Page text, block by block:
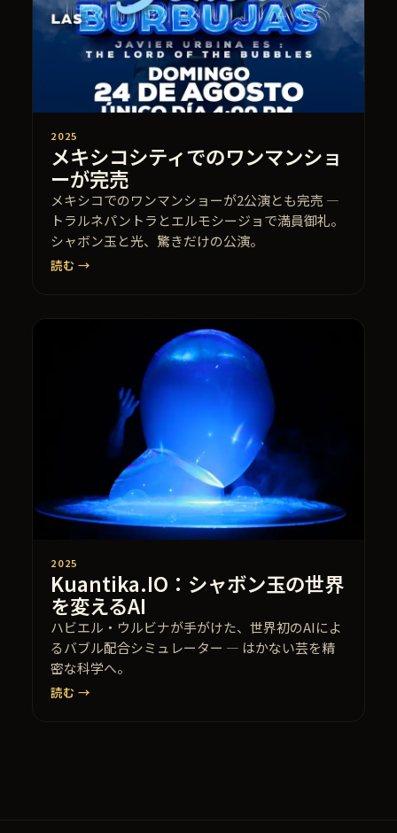
2025
メキシコシティでのワンマンショ
ーが完売
メキシコでのワンマンショーが2公演とも完売 —
トラルネパントラとエルモシージョで満員御礼。
シャボン玉と光、驚きだけの公演。
読む →
2025
Kuantika.IO：シャボン玉の世界
を変えるAI
ハビエル・ウルビナが手がけた、世界初のAIによ
るバブル配合シミュレーター — はかない芸を精
密な科学へ。
読む →